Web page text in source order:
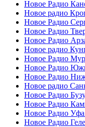
Новое Радио
Новое радио
Новое Радио
Новое Радио
Новое Радио
Новое радио
Новое Радио
Новое Радио
Новое Радио
Новое радио
Новое Радио
Новое Радио
Новое Радио
Новое Радио